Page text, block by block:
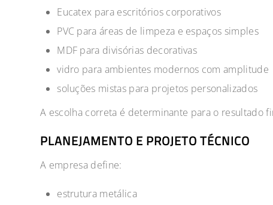
Eucatex para escritórios corporativos
PVC para áreas de limpeza e espaços simples
MDF para divisórias decorativas
vidro para ambientes modernos com amplitude
soluções mistas para projetos personalizados
A escolha correta é determinante para o resultado
PLANEJAMENTO E PROJETO TÉCNICO
A empresa define:
estrutura metálica